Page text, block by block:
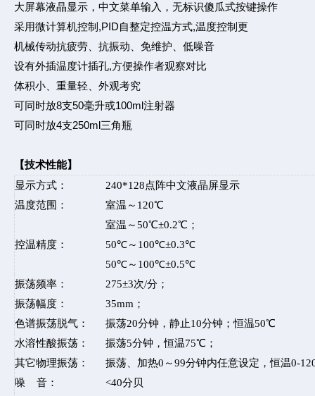
大屏幕液晶显示，中文菜单输入，无标识傻瓜式按键操作
采用微计算机控制,PID自整定控温方式,温度控制更
机械传动抗疲劳、抗振动、免维护、低噪音
设有外插温度计插孔,方便操作者观察对比
体积小、重量轻、外观考究
可同时放8支50毫升或100ml注射器
可同时放4支250ml三角瓶
【技术性能】
显示方式：
240*128点阵中文液晶屏显示
温度范围：
室温～120℃
控温精度：
室温～50℃±0.2℃；
50℃～100℃±0.3℃
50℃～100℃±0.5℃
振荡频率：
275±3次/分；
振荡幅度：
35mm；
色谱振荡脱气：
振荡20分钟，静止10分钟；恒温50℃
水溶性酸振荡：
振荡5分钟，恒温75℃；
其它物理振荡：
振荡、加热0～99分钟内任意设定，恒温0-
噪 音：
<40分贝